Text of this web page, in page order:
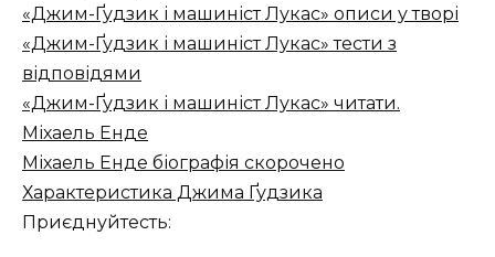
«Джим-Ґудзик і машиніст Лукас» описи у творі
«Джим-Ґудзик і машиніст Лукас» тести з
відповідями
«Джим-Ґудзик і машиніст Лукас» читати.
Міхаель Енде
Міхаель Енде біографія скорочено
Характеристика Джима Ґудзика
Приєднуйтесть: